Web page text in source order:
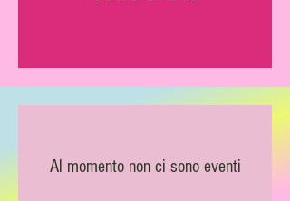
Al momento non ci sono eventi